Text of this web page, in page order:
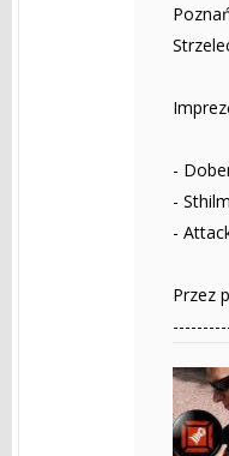
-
-
-
Przez